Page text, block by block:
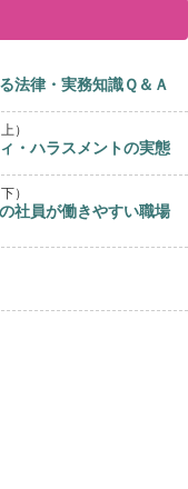
法律・実務知識Ｑ＆Ａ
）
・ハラスメントの実態
）
社員が働きやすい職場